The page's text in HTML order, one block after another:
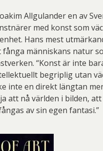
Allgulander en av
med konst som
Hans mest
människans natur
“Konst är inte
begriplig utan
inte en direkt längtan
att nå världen i bilden, att
av sin egen fantasi.”